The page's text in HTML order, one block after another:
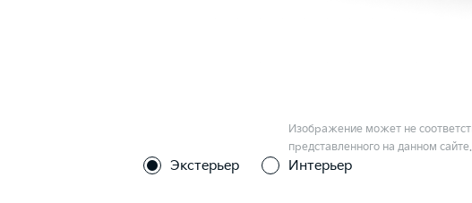
Изображение может не
представленного на данном сайте.
Экстерьер Интерьер